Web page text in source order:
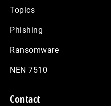
Topics
Phishing
Ransomware
NEN 7510
Contact